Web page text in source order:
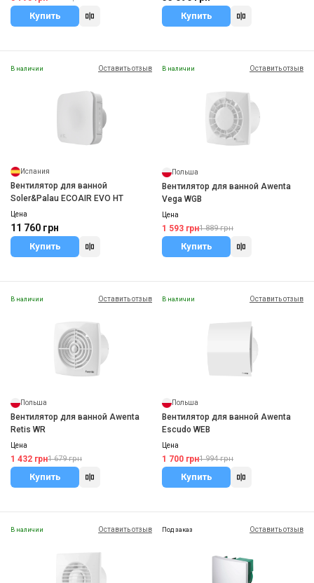
Купить Купить
В наличии Оставить отзыв
Испания
Вентилятор для ванной
Soler&Palau ECOAIR EVO HT
Цена
11 760 грн
Купить
В наличии Оставить отзыв
Польша
Вентилятор для ванной Awenta
Vega WGB
Цена
1 593 грн1 889 грн
Купить
В наличии Оставить отзыв
Польша
Вентилятор для ванной Awenta
Retis WR
Цена
1 432 грн1 679 грн
Купить
В наличии Оставить отзыв
Польша
Вентилятор для ванной Awenta
Escudo WEB
Цена
1 700 грн1 994 грн
Купить
В наличии Оставить отзыв Под заказ Оставить отзыв